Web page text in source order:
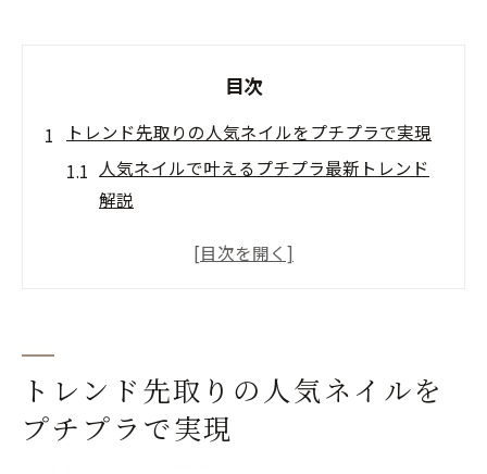
目次
トレンド先取りの人気ネイルをプチプラで実現
人気ネイルで叶えるプチプラ最新トレンド
解説
イル徹底比較
人気ネイルをプチプラで楽しむおすすめポ
トレンド先取りの人気ネイルを
プチプラで実現